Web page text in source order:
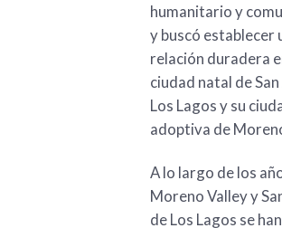
humanitario y
y buscó establecer
relación duradera
ciudad natal de San
Los Lagos y su
adoptiva de
A lo largo de los
Moreno Valley y
de Los Lagos se han